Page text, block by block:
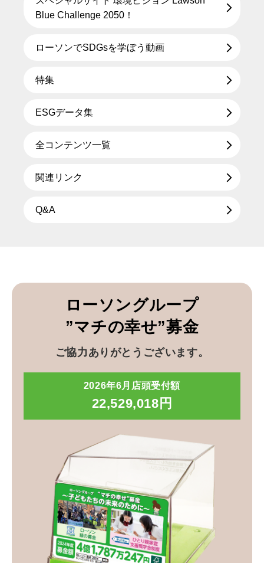
Blue Challenge 2050！
ローソンでSDGsを学ぼう動画
特集
ESGデータ集
全コンテンツ一覧
関連リンク
Q&A
ローソングループ
”マチの幸せ”募金
ご協力ありがとうございます。
2026年6月店頭受付額
22,529,018円